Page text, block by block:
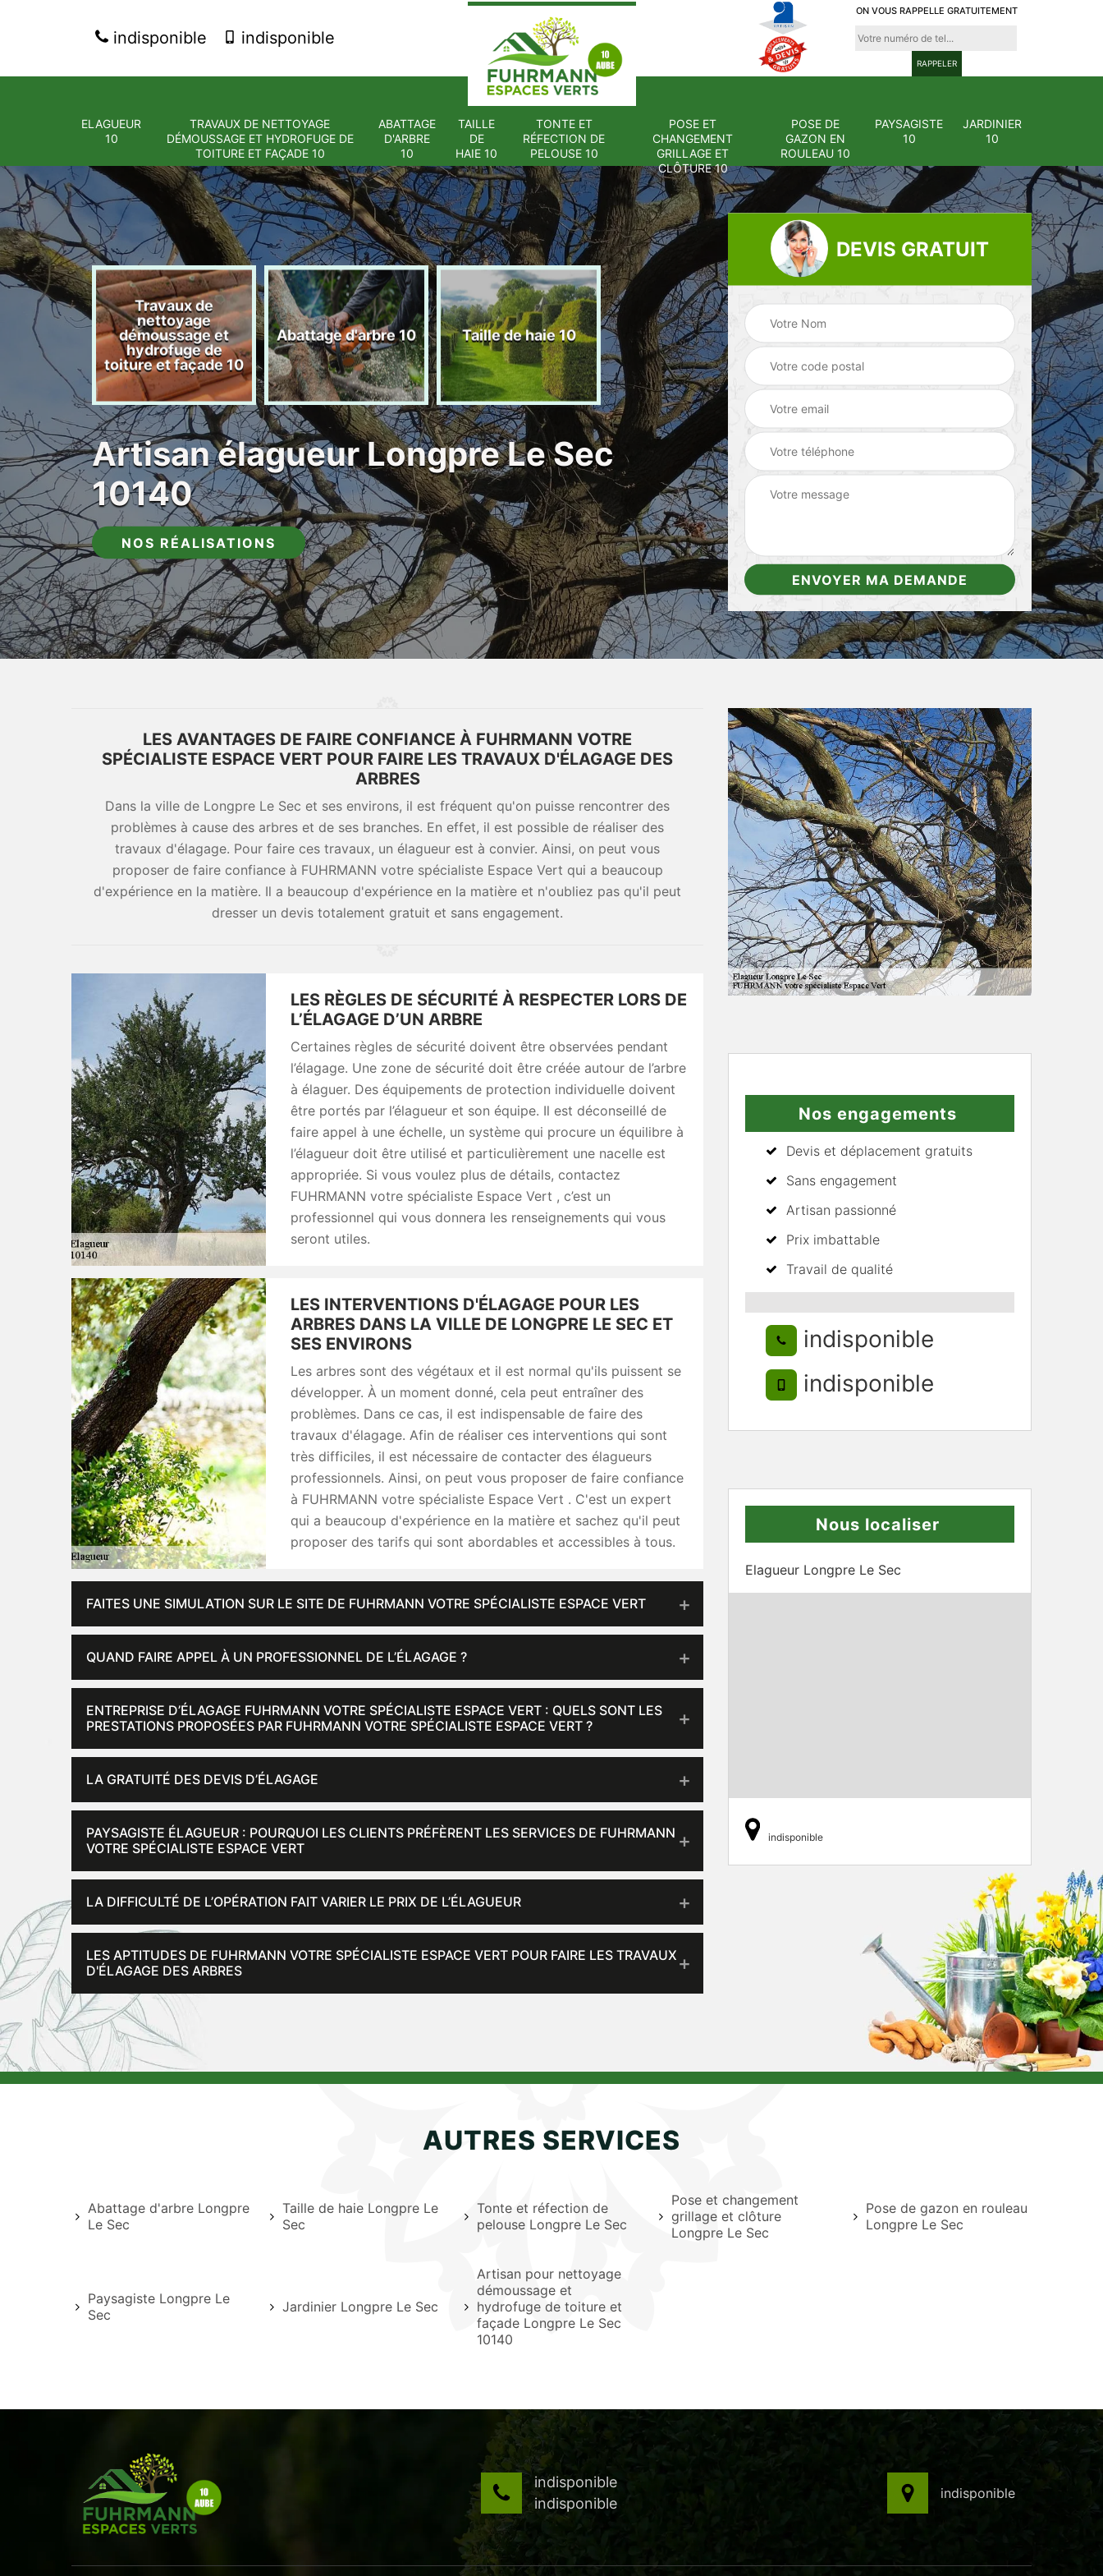
indisponible indisponible
ON VOUS RAPPELLE GRATUITEMENT
ELAGUEUR
10
TRAVAUX DE NETTOYAGE
DÉMOUSSAGE ET HYDROFUGE DE
TOITURE ET FAÇADE 10
ABATTAGE
D'ARBRE
10
TAILLE
DE
HAIE 10
TONTE ET
RÉFECTION DE
PELOUSE 10
POSE ET
CHANGEMENT
GRILLAGE ET
CLÔTURE 10
POSE DE
GAZON EN
ROULEAU 10
PAYSAGISTE
10
JARDINIER
10
10
Travaux de
nettoyage
démoussage et
hydrofuge de
toiture et façade 10
Abattage d'arbre 10 Taille de haie 10
Tonte et réfection
de pelouse 10
changement
grillage et clôture
10
Pose de gazon en
rouleau 10
Artisan élagueur Longpre Le Sec
10140
NOS RÉALISATIONS
DEVIS GRATUIT
LES AVANTAGES DE FAIRE CONFIANCE À FUHRMANN VOTRE
SPÉCIALISTE ESPACE VERT POUR FAIRE LES TRAVAUX D'ÉLAGAGE DES
ARBRES
Dans la ville de Longpre Le Sec et ses environs, il est fréquent qu'on puisse rencontrer des
problèmes à cause des arbres et de ses branches. En effet, il est possible de réaliser des
travaux d'élagage. Pour faire ces travaux, un élagueur est à convier. Ainsi, on peut vous
proposer de faire confiance à FUHRMANN votre spécialiste Espace Vert qui a beaucoup
d'expérience en la matière. Il a beaucoup d'expérience en la matière et n'oubliez pas qu'il peut
dresser un devis totalement gratuit et sans engagement.
LES RÈGLES DE SÉCURITÉ À RESPECTER LORS DE
L’ÉLAGAGE D’UN ARBRE
Certaines règles de sécurité doivent être observées pendant
l’élagage. Une zone de sécurité doit être créée autour de l’arbre
à élaguer. Des équipements de protection individuelle doivent
être portés par l’élagueur et son équipe. Il est déconseillé de
faire appel à une échelle, un système qui procure un équilibre à
l’élagueur doit être utilisé et particulièrement une nacelle est
appropriée. Si vous voulez plus de détails, contactez
FUHRMANN votre spécialiste Espace Vert , c’est un
professionnel qui vous donnera les renseignements qui vous
seront utiles.
LES INTERVENTIONS D'ÉLAGAGE POUR LES
ARBRES DANS LA VILLE DE LONGPRE LE SEC ET
SES ENVIRONS
Les arbres sont des végétaux et il est normal qu'ils puissent se
développer. À un moment donné, cela peut entraîner des
problèmes. Dans ce cas, il est indispensable de faire des
travaux d'élagage. Afin de réaliser ces interventions qui sont
très difficiles, il est nécessaire de contacter des élagueurs
professionnels. Ainsi, on peut vous proposer de faire confiance
à FUHRMANN votre spécialiste Espace Vert . C'est un expert
qui a beaucoup d'expérience en la matière et sachez qu'il peut
proposer des tarifs qui sont abordables et accessibles à tous.
FAITES UNE SIMULATION SUR LE SITE DE FUHRMANN VOTRE SPÉCIALISTE ESPACE VERT
QUAND FAIRE APPEL À UN PROFESSIONNEL DE L’ÉLAGAGE ?
ENTREPRISE D’ÉLAGAGE FUHRMANN VOTRE SPÉCIALISTE ESPACE VERT : QUELS SONT LES
PRESTATIONS PROPOSÉES PAR FUHRMANN VOTRE SPÉCIALISTE ESPACE VERT ?
LA GRATUITÉ DES DEVIS D’ÉLAGAGE
PAYSAGISTE ÉLAGUEUR : POURQUOI LES CLIENTS PRÉFÈRENT LES SERVICES DE FUHRMANN
VOTRE SPÉCIALISTE ESPACE VERT
LA DIFFICULTÉ DE L’OPÉRATION FAIT VARIER LE PRIX DE L’ÉLAGUEUR
LES APTITUDES DE FUHRMANN VOTRE SPÉCIALISTE ESPACE VERT POUR FAIRE LES TRAVAUX
D'ÉLAGAGE DES ARBRES
Nos engagements
Devis et déplacement gratuits
Sans engagement
Artisan passionné
Prix imbattable
Travail de qualité
indisponible
indisponible
Nous localiser
Elagueur Longpre Le Sec
indisponible
AUTRES SERVICES
Abattage d'arbre Longpre
Le Sec
Taille de haie Longpre Le
Sec
Tonte et réfection de
pelouse Longpre Le Sec
Pose et changement
grillage et clôture
Longpre Le Sec
Pose de gazon en rouleau
Longpre Le Sec
Paysagiste Longpre Le
Sec
Jardinier Longpre Le Sec
Artisan pour nettoyage
démoussage et
hydrofuge de toiture et
façade Longpre Le Sec
10140
indisponible
indisponible
indisponible